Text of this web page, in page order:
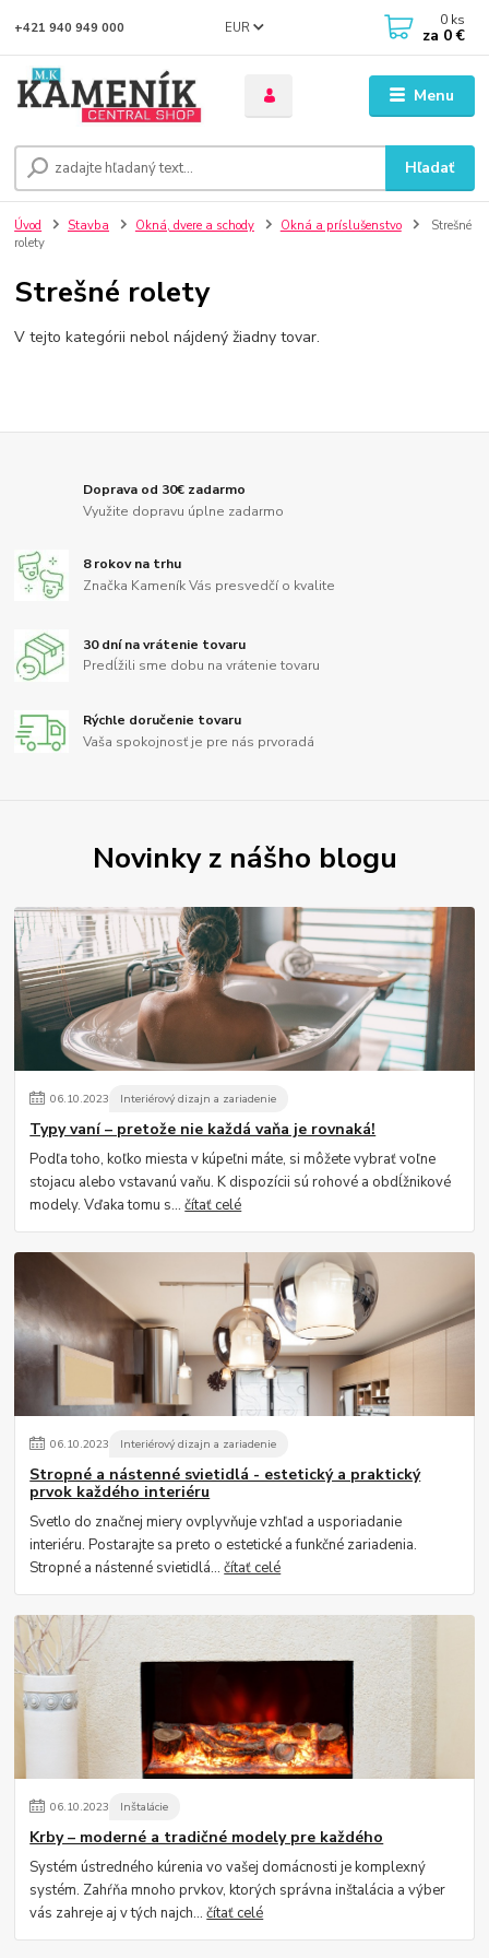
Menu
EUR
Hľadať
+421 940 949 000 0 ks
za 0 €
Úvod Stavba Okná, dvere a schody Okná a príslušenstvo
Strešné
rolety
Strešné rolety
V tejto kategórii nebol nájdený žiadny tovar.
Doprava od 30€ zadarmo
Využite dopravu úplne zadarmo
8 rokov na trhu
Značka Kameník Vás presvedčí o kvalite
30 dní na vrátenie tovaru
Predĺžili sme dobu na vrátenie tovaru
Rýchle doručenie tovaru
Vaša spokojnosť je pre nás prvoradá
Novinky z nášho blogu
06.10.2023 Interiérový dizajn a zariadenie
Typy vaní – pretože nie každá vaňa je rovnaká!
Podľa toho, koľko miesta v kúpeľni máte, si môžete vybrať voľne
stojacu alebo vstavanú vaňu. K dispozícii sú rohové a obdĺžnikové
modely. Vďaka tomu s...čítať celé
06.10.2023 Interiérový dizajn a zariadenie
Stropné a nástenné svietidlá - estetický a praktický
prvok každého interiéru
Svetlo do značnej miery ovplyvňuje vzhľad a usporiadanie
interiéru. Postarajte sa preto o estetické a funkčné zariadenia.
Stropné a nástenné svietidlá...čítať celé
06.10.2023 Inštalácie
Krby – moderné a tradičné modely pre každého
Systém ústredného kúrenia vo vašej domácnosti je komplexný
systém. Zahŕňa mnoho prvkov, ktorých správna inštalácia a výber
vás zahreje aj v tých najch...čítať celé